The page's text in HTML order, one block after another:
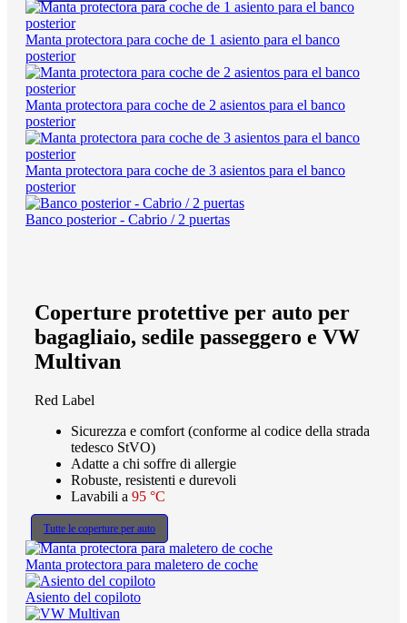
Manta protectora para coche de 1 asiento para el banco
posterior
Manta protectora para coche de 2 asientos para el banco
posterior
Manta protectora para coche de 3 asientos para el banco
posterior
Banco posterior - Cabrio / 2 puertas
Coperture protettive per auto per
bagagliaio, sedile passeggero e VW
Multivan
Red Label
Sicurezza e comfort (conforme al codice della strada
tedesco StVO)
Adatte a chi soffre di allergie
Robuste, resistenti e durevoli
Lavabili a 95 °C
Tutte le coperture per auto
Manta protectora para maletero de coche
Asiento del copiloto